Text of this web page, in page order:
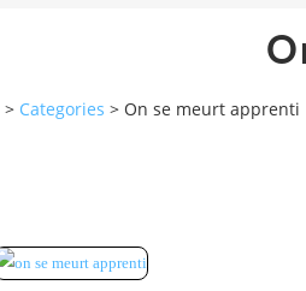
> Categories > On se meurt apprenti